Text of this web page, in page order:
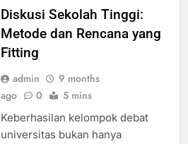
Diskusi Sekolah Tinggi:
Metode dan Rencana yang
Fitting
admin
9 months
ago
0 5 mins
Keberhasilan kelompok debat
universitas bukan hanya